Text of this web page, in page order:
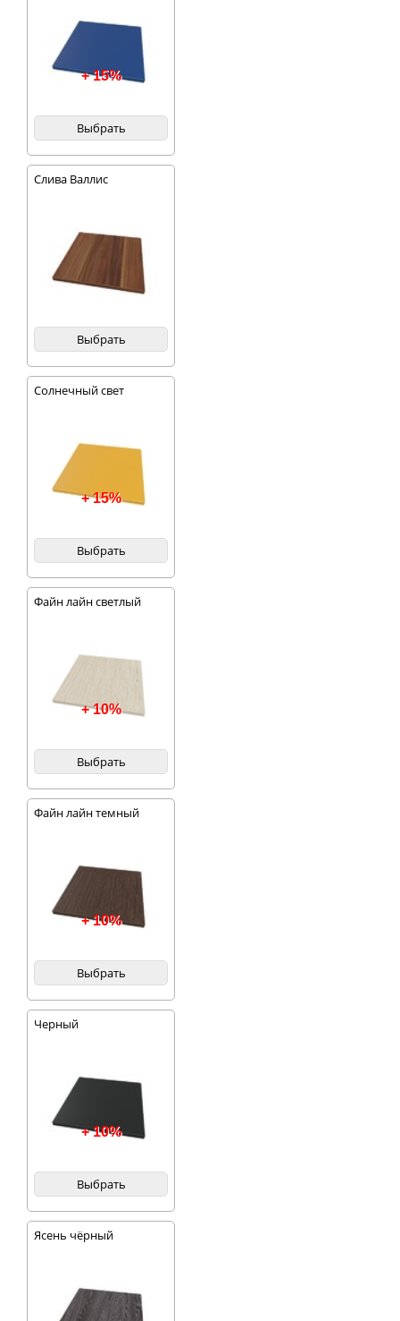
+ 15%
Выбрать
Слива Валлис
Выбрать
Солнечный свет
+ 15%
Выбрать
Файн лайн светлый
+ 10%
Выбрать
Файн лайн темный
+ 10%
Выбрать
Черный
+ 10%
Выбрать
Ясень чёрный